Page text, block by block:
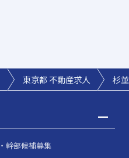
東京都 不動産求人 杉
幹部候補募集